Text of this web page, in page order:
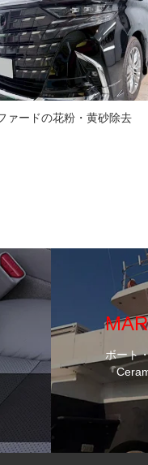
ァードの花粉・黄砂除去
ボート
『